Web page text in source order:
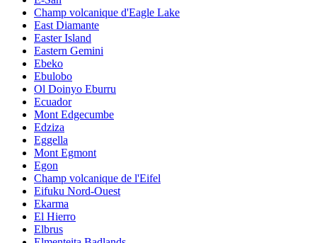
Champ volcanique d'Eagle Lake
East Diamante
Easter Island
Eastern Gemini
Ebeko
Ebulobo
Ol Doinyo Eburru
Ecuador
Mont Edgecumbe
Edziza
Eggella
Mont Egmont
Egon
Champ volcanique de l'Eifel
Eifuku Nord-Ouest
Ekarma
El Hierro
Elbrus